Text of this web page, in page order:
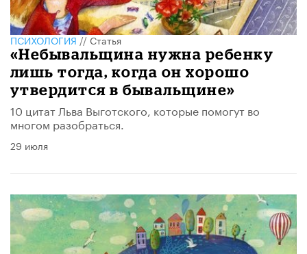
ПСИХОЛОГИЯ//Статья
«Небывальщина нужна ребенку
лишь тогда, когда он хорошо
утвердится в бывальщине»
10 цитат Льва Выготского, которые помогут во
многом разобраться.
29 июля